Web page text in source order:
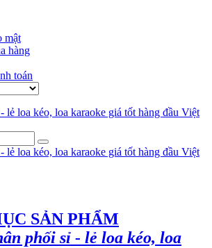
mật
hàng
toán
SẢN PHẨM